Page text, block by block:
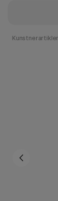
Kunstnerartikler